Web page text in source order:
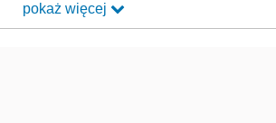
pokaż więcej